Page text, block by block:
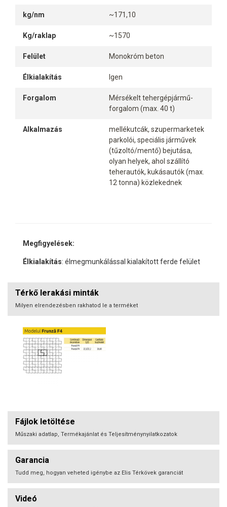
kg/nm ~171,10
Kg/raklap ~1570
Felület Monokróm beton
Élkialakítás Igen
Forgalom
Mérsékelt tehergépjármű-
forgalom (max. 40 t)
Alkalmazás
mellékutcák, szupermarketek
parkolói, speciális járművek
(tűzoltó/mentő) bejutása,
olyan helyek, ahol szállító
teherautók, kukásautók (max.
12 tonna) közlekednek
Megfigyelések:
Élkialakítás: élmegmunkálással kialakított ferde felület
Térkő lerakási minták
Milyen elrendezésben rakhatod le a terméket
Fájlok letöltése
Műszaki adatlap, Termékajánlat és Teljesítménynyilatkozatok
Garancia
Tudd meg, hogyan veheted igénybe az Elis Térkövek garanciát
Videó